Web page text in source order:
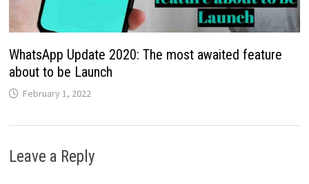
WhatsApp Update 2020: The most awaited feature
about to be Launch
February 1, 2022
Leave a Reply